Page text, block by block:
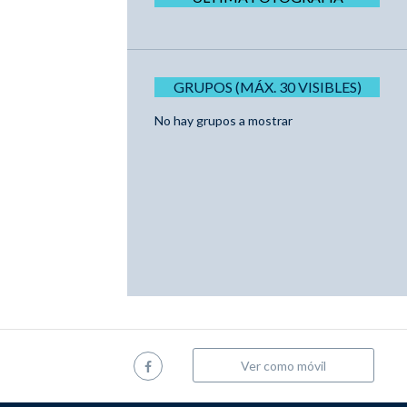
GRUPOS (MÁX. 30 VISIBLES)
No hay grupos a mostrar